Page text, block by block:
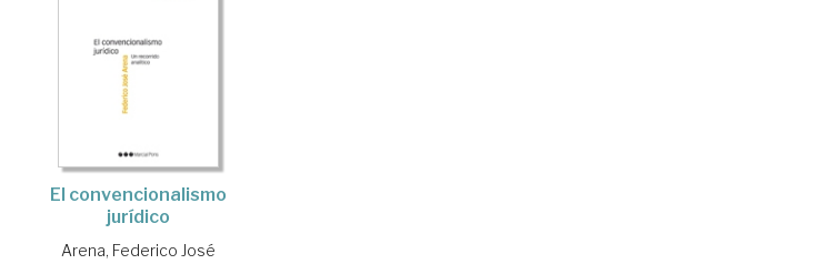
El convencionalismo
jurídico
Arena, Federico José